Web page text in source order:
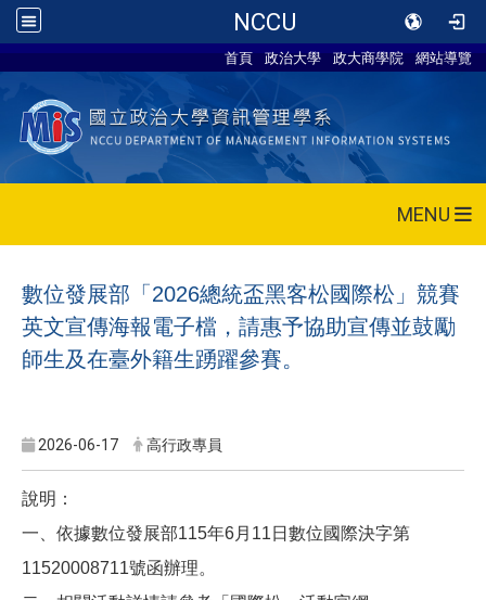
NCCU
首頁 政治大學 政大商學院 網站導覽
MENU
數位發展部「 2026總統盃黑客松國際松」競賽
英文宣傳海報電子檔，請惠予協助宣傳並鼓勵
師生及在臺外籍生踴躍參賽。
2026-06-17 高行政專員
說明：
一、依據數位發展部115年6月 11 日數位國際決字第
11520008711號函辦理。